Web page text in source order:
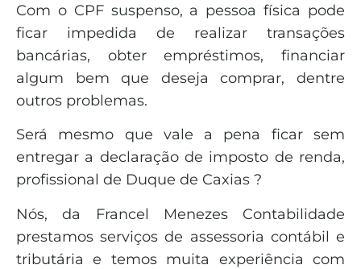
Com o CPF suspenso, a pessoa física pode
ficar impedida de realizar transações
bancárias, obter empréstimos, financiar
algum bem que deseja comprar, dentre
outros problemas.
Será mesmo que vale a pena ficar sem
entregar a declaração de imposto de renda,
profissional de Duque de Caxias ?
Nós, da Francel Menezes Contabilidade
prestamos serviços de assessoria contábil e
tributária e temos muita experiência com